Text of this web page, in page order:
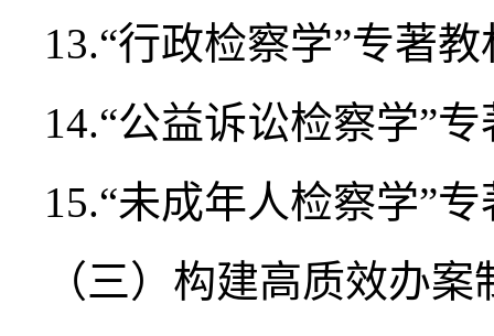
13.“行政检察学”专著
14.“公益诉讼检察学”
15.“未成年人检察学”
（三）构建高质效办